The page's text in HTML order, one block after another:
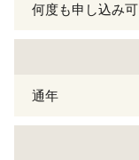
何度も申し込み可
通年